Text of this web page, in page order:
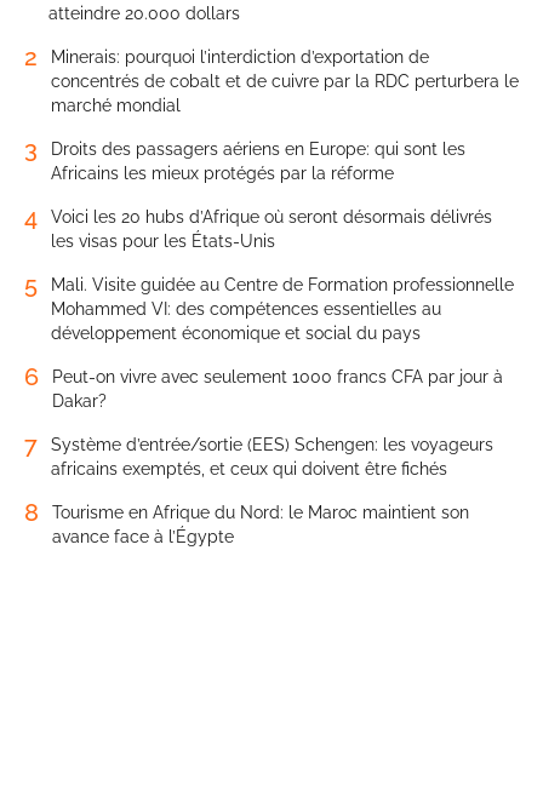
atteindre 20.000 dollars
2
Minerais: pourquoi l’interdiction d’exportation de
concentrés de cobalt et de cuivre par la RDC perturbera le
marché mondial
3
Droits des passagers aériens en Europe: qui sont les
Africains les mieux protégés par la réforme
4
Voici les 20 hubs d’Afrique où seront désormais délivrés
les visas pour les États-Unis
5
Mali. Visite guidée au Centre de Formation professionnelle
Mohammed VI: des compétences essentielles au
développement économique et social du pays
6
Peut-on vivre avec seulement 1000 francs CFA par jour à
Dakar?
7
Système d’entrée/sortie (EES) Schengen: les voyageurs
africains exemptés, et ceux qui doivent être fichés
8
Tourisme en Afrique du Nord: le Maroc maintient son
avance face à l’Égypte